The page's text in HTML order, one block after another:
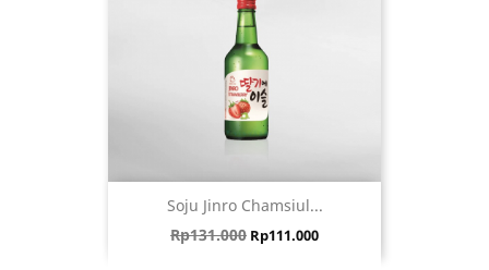
Soju Jinro Chamsiul...
Harga biasa
Rp131.000 Harga
Rp111.000